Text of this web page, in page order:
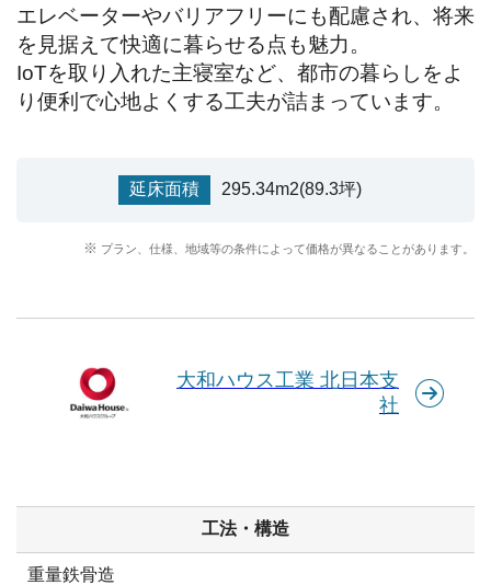
エレベーターやバリアフリーにも配慮され、将来
を見据えて快適に暮らせる点も魅力。
IoTを取り入れた主寝室など、都市の暮らしをよ
り便利で心地よくする工夫が詰まっています。
延床面積 295.34m2(89.3坪)
プラン、仕様、地域等の条件によって価格が異なることがあります。
大和ハウス工業 北日本支
社
工法・構造
重量鉄骨造